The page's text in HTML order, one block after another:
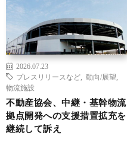
2026.07.23
プレスリリースなど
動向/展望
物流施設
不動産協会、中継・基幹物流
拠点開発への支援措置拡充を
継続して訴え